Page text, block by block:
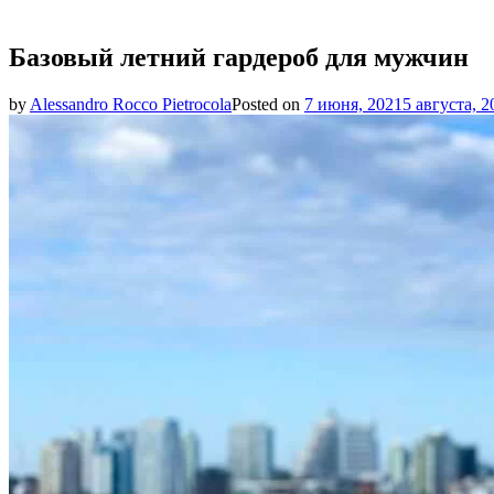
Базовый летний гардероб для мужчин
by Alessandro Rocco PietrocolaPosted on 7 июня, 2021 5 августа,